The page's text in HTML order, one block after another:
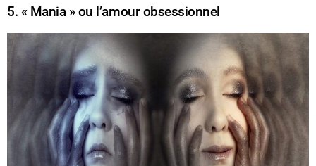
5. « Mania » ou l’amour obsessionnel